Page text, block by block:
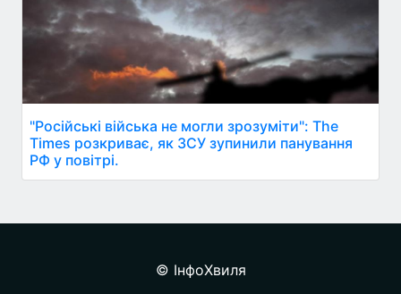
"Російські війська не могли зрозуміти": The
Times розкриває, як ЗСУ зупинили панування
РФ у повітрі.
© ІнфоХвиля